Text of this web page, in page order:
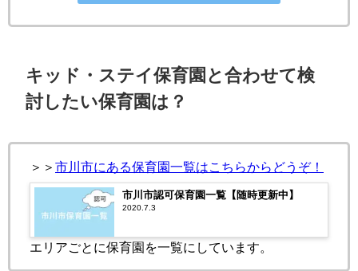
キッド・ステイ保育園と合わせて検
討したい保育園は？
＞＞ 市川市にある保育園一覧はこちらからどうぞ！
市川市認可保育園一覧【随時更新中】
2020.7.3
エリアごとに保育園を一覧にしています。